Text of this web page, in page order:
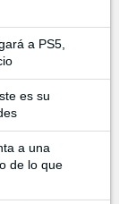
a PS5,
es su
a una
de lo que